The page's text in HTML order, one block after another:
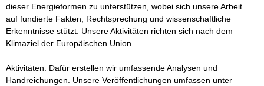
dieser Energieformen zu unterstützen, wobei sich unsere Arbeit
auf fundierte Fakten, Rechtsprechung und wissenschaftliche
Erkenntnisse stützt. Unsere Aktivitäten richten sich nach dem
Klimaziel der Europäischen Union.
Aktivitäten: Dafür erstellen wir umfassende Analysen und
Handreichungen. Unsere Veröffentlichungen umfassen unter